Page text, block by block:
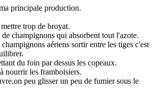
principale production.
trop de broyat.
champignons qui absorbent tout l'azote.
aériens sortir entre les tiges c'est
du foin par dessus les copeaux.
nourrir les framboisiers.
peu glisser un peu de fumier sous le